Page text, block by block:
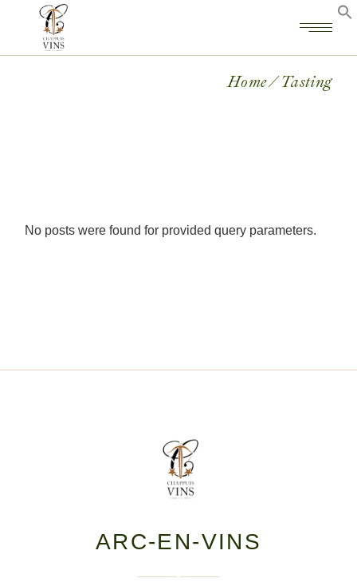
Home Tasting
No posts were found for provided query parameters.
ARC-EN-VINS